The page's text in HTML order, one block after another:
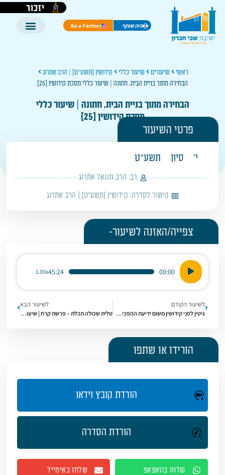
יזכור
היה שותף Be a Partner
ראשי שיעורים שיעור כללי
קידושין [תשע"ט] | הרב אתרוג
הבחירה מתוך בניית הבית, חתונה | שיעור כללי מסכת קידושין [25]
הבחירה מתוך בניית הבית, חתונה | שיעור כללי
מסכת קידושין [25]
פרטי השיעור
י' סיון תשע"ט
רב: הרב חננאל אתרוג
קישור לסדרה: קידושין [תשע"ט] | הרב אתרוג
צפייה/האזנה לשיעור-
נגן
אודיו
00:00
45:24
1.00x
לשיעור הקודם
גיטין לפני קידושין משום ידיעת ההפכים | שיעור כללי מסכת קידושין [24]
לשיעור הבא
טלית שכולה תכלת – פרשת קרח | שיעור כללי מסכת קידושין [26]
הורידו או שתפו
הורדת קובץ וידאו
הורדת הסדרה
שלחו בוואצאפ שלחו באימייל